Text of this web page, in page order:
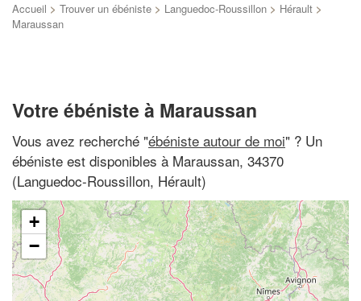
Accueil > Trouver un ébéniste > Languedoc-Roussillon > Hérault >
Maraussan
Votre ébéniste à Maraussan
Vous avez recherché "ébéniste autour de moi" ? Un
ébéniste est disponibles à Maraussan, 34370
(Languedoc-Roussillon, Hérault)
+
−